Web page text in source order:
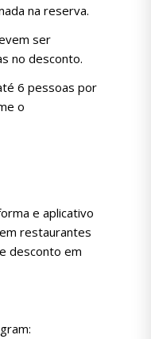
na reserva.
ser
no desconto.
6 pessoas por
o
e aplicativo
restaurantes
desconto em